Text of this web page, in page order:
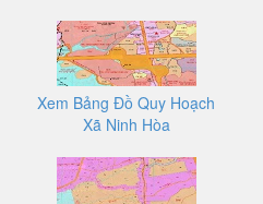
Xem Bảng Đồ Quy Hoạch
Xã Ninh Hòa